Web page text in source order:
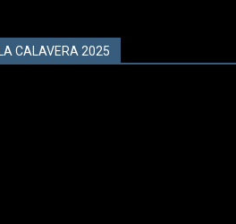
CALAVERA 2025